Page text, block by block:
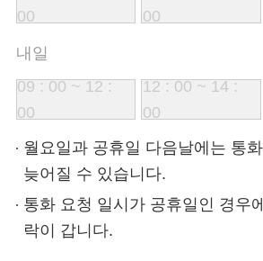
00
00
내일
09 : 00 ~ 12 :
00
12 : 00 ~ 14 :
00
월요일과 공휴일 다음날에는 통
늦어질 수 있습니다.
통화 요청 일시가 공휴일인 경우
락이 갑니다.